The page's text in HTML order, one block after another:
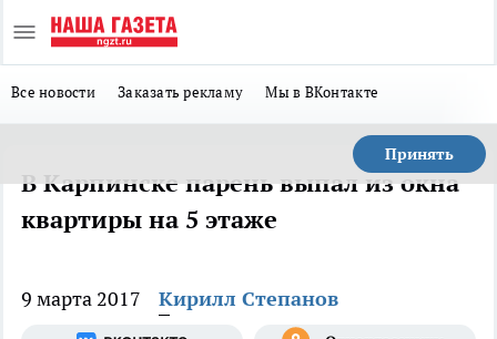
Все новости Заказать рекламу Мы в ВКонтакте
Принять
В Карпинске парень выпал из окна
квартиры на 5 этаже
9 марта 2017 Кирилл Степанов